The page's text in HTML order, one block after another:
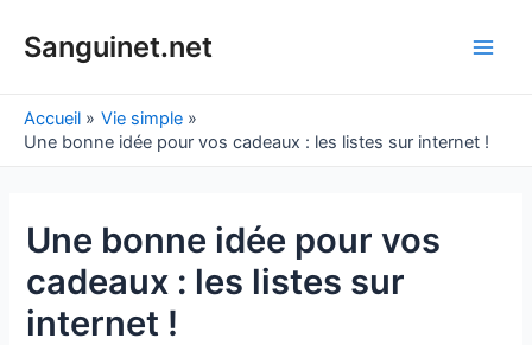
Sanguinet.net
Accueil
Vie simple
Une bonne idée pour vos cadeaux : les listes sur internet !
Une bonne idée pour vos
cadeaux : les listes sur
internet !